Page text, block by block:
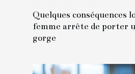
Quelques conséquences
femme arrête de porter
gorge